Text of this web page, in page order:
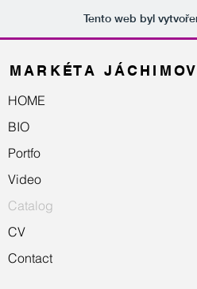
Tento web byl
M A R K É T A J Á C H I M O
HOME
BIO
Portfo
Video
Catalog
CV
Contact